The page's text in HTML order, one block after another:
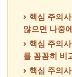
핵심 주의
않으면 나중
핵심 주의
를 꼼꼼히 비
핵심 주의